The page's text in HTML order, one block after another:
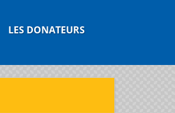
LES DONATEURS